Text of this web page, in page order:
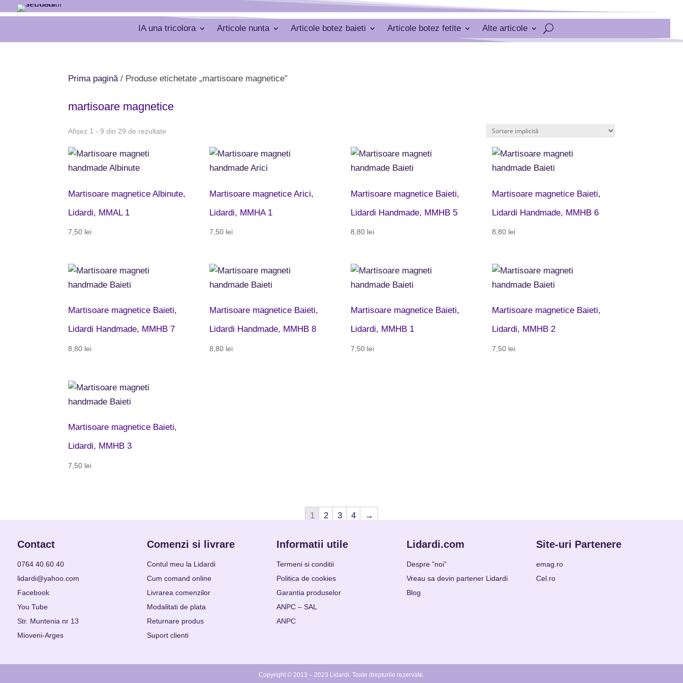

IA una tricolora Articole nunta Articole botez baieti Articole botez fetite Alte articole
Prima pagină/ Produse etichetate „martisoare magnetice”
martisoare magnetice
Afișez 1 - 9 din 29 de rezultate
Martisoare magnetice Albinute,
Lidardi, MMAL 1
7,50 lei
Martisoare magnetice Arici,
Lidardi, MMHA 1
7,50 lei
Martisoare magnetice Baieti,
Lidardi Handmade, MMHB 5
8,80 lei
Martisoare magnetice Baieti,
Lidardi Handmade, MMHB 6
8,80 lei
Martisoare magnetice Baieti,
Lidardi Handmade, MMHB 7
8,80 lei
Martisoare magnetice Baieti,
Lidardi Handmade, MMHB 8
8,80 lei
Martisoare magnetice Baieti,
Lidardi, MMHB 1
7,50 lei
Martisoare magnetice Baieti,
Lidardi, MMHB 2
7,50 lei
Martisoare magnetice Baieti,
Lidardi, MMHB 3
7,50 lei
1 2 3 4 →
Contact
0764 40.60.40
lidardi@yahoo.com
Facebook
You Tube
Str. Muntenia nr 13
Mioveni-Arges
Comenzi si livrare
Contul meu la Lidardi
Cum comand online
Livrarea comenzilor
Modalitati de plata
Returnare produs
Suport clienti
Informatii utile
Termeni si conditii
Politica de cookies
Garantia produselor
ANPC – SAL
ANPC
Lidardi.com
Despre ”noi”
Vreau sa devin partener Lidardi
Blog
Site-uri Partenere
emag.ro
Cel.ro
Copyright © 2013 – 2023 Lidardi. Toate drepturile rezervate.